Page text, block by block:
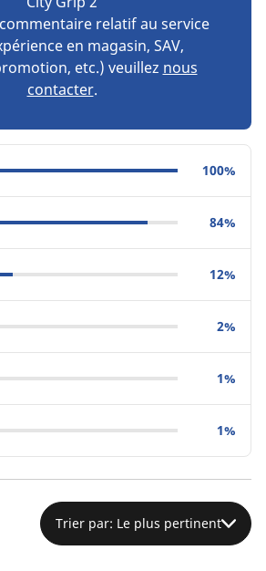
relatif au service
en magasin, SAV,
etc.) veuillez nous
contacter.
100%
84%
12%
2%
1%
1%
Trier par: Le plus pertinent